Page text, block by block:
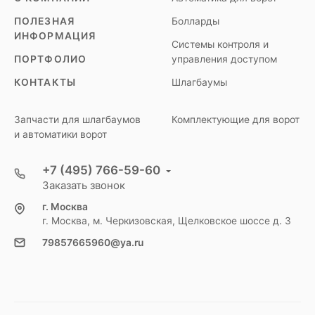
ПОЛЕЗНАЯ
ИНФОРМАЦИЯ
ПОРТФОЛИО
КОНТАКТЫ
Болларды
Системы контроля и
управления доступом
Шлагбаумы
Запчасти для шлагбаумов
и автоматики ворот
Комплектующие для ворот
+7 (495) 766-59-60
Заказать звонок
г. Москва
г. Москва, м. Черкизовская, Щелковское шоссе д. 3
79857665960@ya.ru